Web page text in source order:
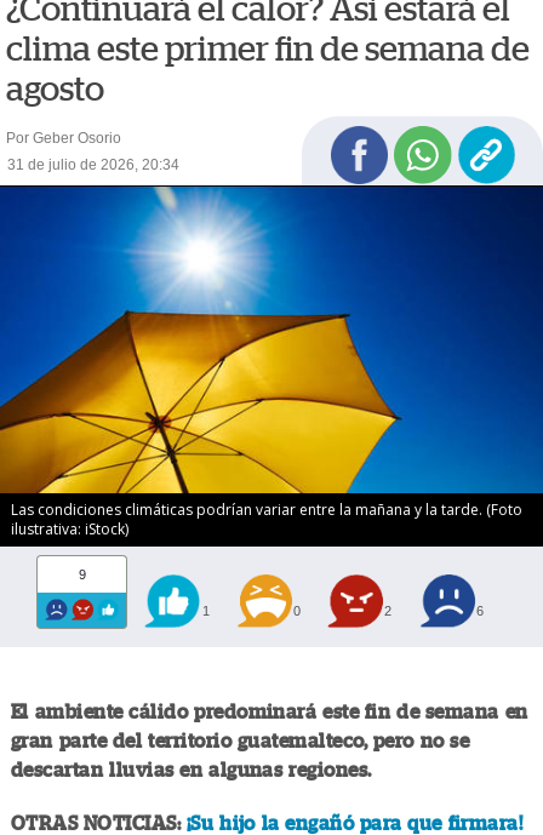
¿Continuará el calor? Así estará el
clima este primer fin de semana de
agosto
Por Geber Osorio
31 de julio de 2026, 20:34
Las condiciones climáticas podrían variar entre la mañana y la tarde. (Foto
ilustrativa: iStock)
9
1 0 2 6
El ambiente cálido predominará este fin de semana en
gran parte del territorio guatemalteco, pero no se
descartan lluvias en algunas regiones.
OTRAS NOTICIAS: ¡Su hijo la engañó para que firmara!